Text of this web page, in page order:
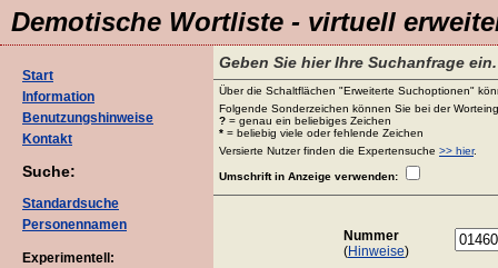
Demotische Wortliste - virtuell
Start
Information
Benutzungshinweise
Kontakt
Suche:
Standardsuche
Personennamen
Experimentell:
Geben Sie hier Ihre Suchanfrage ein.
Über die Schaltflächen "Erweiterte Suchoptionen"
Folgende Sonderzeichen können Sie bei der
? = genau ein beliebiges Zeichen
* = beliebig viele oder fehlende Zeichen
Versierte Nutzer finden die Expertensuche >> hier.
Umschrift in Anzeige verwenden:
Nummer
(Hinweise)